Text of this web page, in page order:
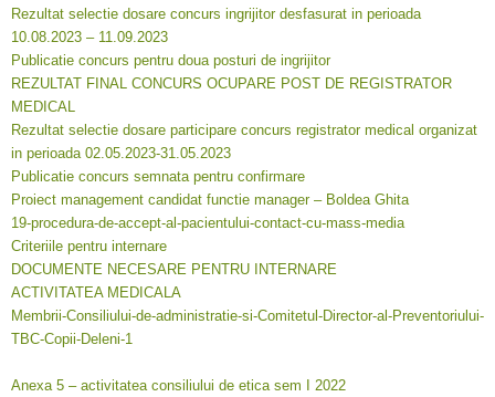
Rezultat selectie dosare concurs ingrijitor desfasurat in perioada
10.08.2023 – 11.09.2023
Publicatie concurs pentru doua posturi de ingrijitor
REZULTAT FINAL CONCURS OCUPARE POST DE REGISTRATOR
MEDICAL
Rezultat selectie dosare participare concurs registrator medical organizat
in perioada 02.05.2023-31.05.2023
Publicatie concurs semnata pentru confirmare
Proiect management candidat functie manager – Boldea Ghita
19-procedura-de-accept-al-pacientului-contact-cu-mass-media
Criteriile pentru internare
DOCUMENTE NECESARE PENTRU INTERNARE
ACTIVITATEA MEDICALA
Membrii-Consiliului-de-administratie-si-Comitetul-Director-al-Preventoriului-
TBC-Copii-Deleni-1
Anexa 5 – activitatea consiliului de etica sem I 2022